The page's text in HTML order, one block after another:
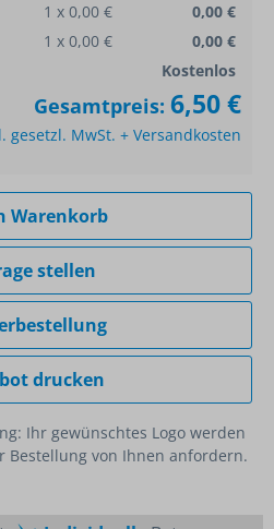
1 x 0,00 €
0,00 €
1 x 0,00 €
0,00 €
Kostenlos
Gesamtpreis: 6,50 €
gesetzl. MwSt. + Versandkosten
Warenkorb
stellen
drucken
Ihr gewünschtes Logo werden
Bestellung von Ihnen anfordern.